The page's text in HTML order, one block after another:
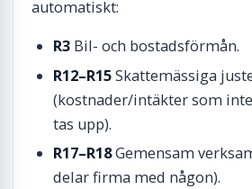
automatiskt:
R3 Bil- och bostadsförmån.
R12–R15Skattemässiga
(kostnader/intäkter som
tas upp).
R17–R18Gemensam
delar firma med någon).